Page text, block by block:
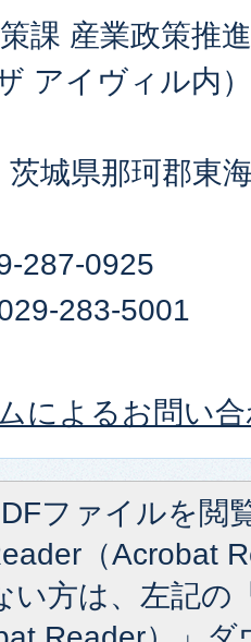
課 産業政策推
アイヴィル内）
城県那珂郡東
287-0925
283-5001​​​​​​​
によるお問い
ファイルを閲
（Acrobat
い方は、左記の